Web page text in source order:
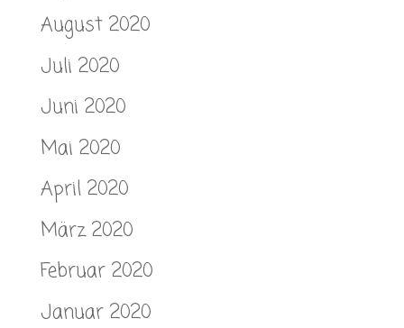
August 2020
Juli 2020
Juni 2020
Mai 2020
April 2020
März 2020
Februar 2020
Januar 2020